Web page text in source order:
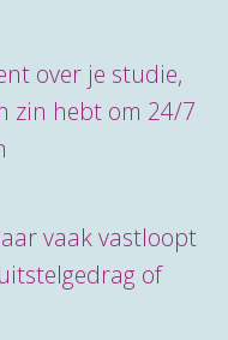
over je studie,
zin hebt om 24/7
vaak vastloopt
of